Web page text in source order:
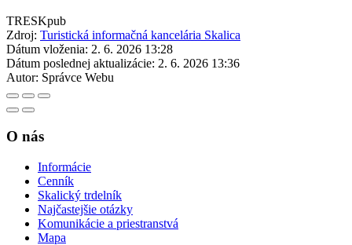
TRESKpub
Zdroj: Turistická informačná kancelária Skalica
Dátum vloženia: 2. 6. 2026 13:28
Dátum poslednej aktualizácie: 2. 6. 2026 13:36
Autor: Správce Webu
O nás
Informácie
Cenník
Skalický trdelník
Najčastejšie otázky
Komunikácie a priestranstvá
Mapa